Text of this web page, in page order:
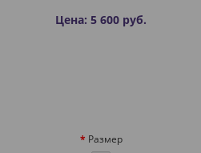
Цена: 5 600 руб.
Размер